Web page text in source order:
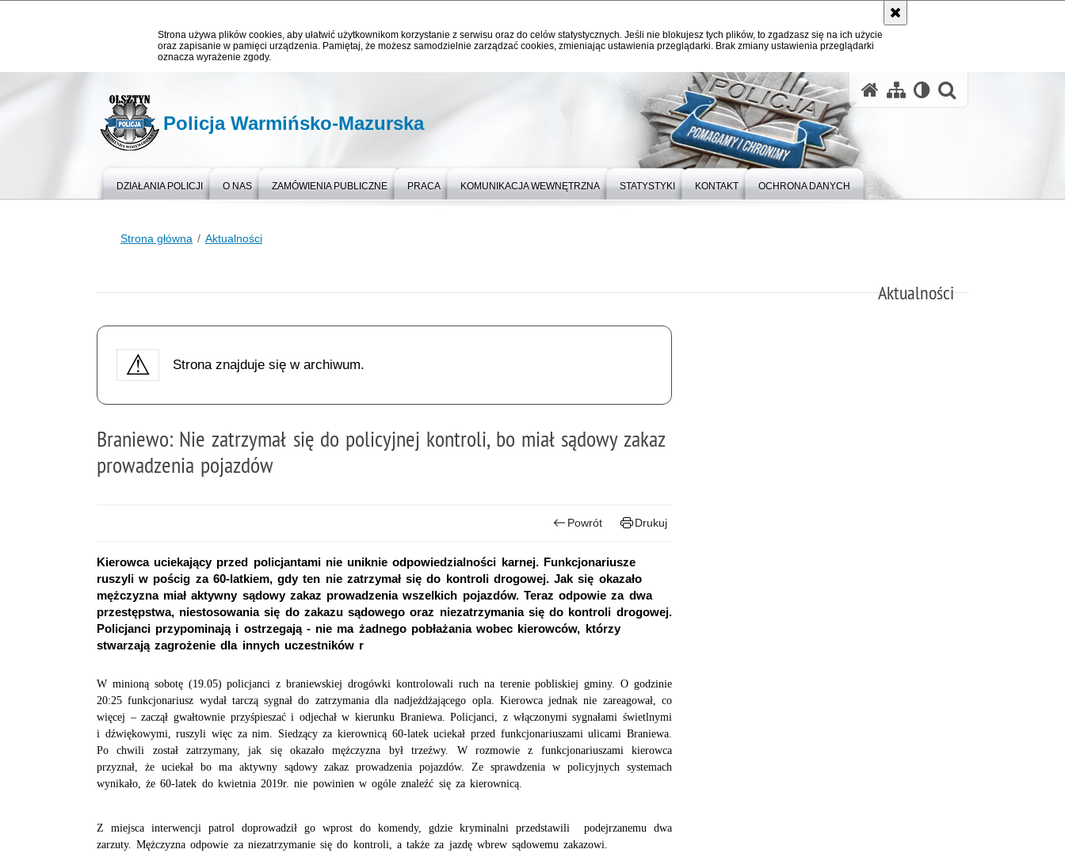
Strona używa plików cookies, aby ułatwić użytkownikom korzystanie z serwisu oraz do celów statystycznych. Jeśli nie blokujesz tych plików, to zgadzasz się na ich użycie
oraz zapisanie w pamięci urządzenia. Pamiętaj, że możesz samodzielnie zarządzać cookies, zmieniając ustawienia przeglądarki. Brak zmiany ustawienia przeglądarki
oznacza wyrażenie zgody.
Policja Warmińsko-Mazurska
DZIAŁANIA POLICJI O NAS ZAMÓWIENIA PUBLICZNE PRACA KOMUNIKACJA WEWNĘTRZNA STATYSTYKI KONTAKT OCHRONA DANYCH
Strona główna Aktualności
Aktualności
Strona znajduje się w archiwum.
Braniewo: Nie zatrzymał się do policyjnej kontroli, bo miał sądowy zakaz
prowadzenia pojazdów
Powrót Drukuj
Kierowca uciekający przed policjantami nie uniknie odpowiedzialności karnej. Funkcjonariusze
ruszyli w pościg za 60-latkiem, gdy ten nie zatrzymał się do kontroli drogowej. Jak się okazało
mężczyzna miał aktywny sądowy zakaz prowadzenia wszelkich pojazdów. Teraz odpowie za dwa
przestępstwa, niestosowania się do zakazu sądowego oraz niezatrzymania się do kontroli drogowej.
Policjanci przypominają i ostrzegają - nie ma żadnego pobłażania wobec kierowców, którzy
stwarzają zagrożenie dla innych uczestników r
W minioną sobotę (19.05) policjanci z braniewskiej drogówki kontrolowali ruch na terenie pobliskiej gminy. O godzinie
20:25 funkcjonariusz wydał tarczą sygnał do zatrzymania dla nadjeżdżającego opla. Kierowca jednak nie zareagował, co
więcej – zaczął gwałtownie przyśpieszać i odjechał w kierunku Braniewa. Policjanci, z włączonymi sygnałami świetlnymi
i dźwiękowymi, ruszyli więc za nim. Siedzący za kierownicą 60-latek uciekał przed funkcjonariuszami ulicami Braniewa.
Po chwili został zatrzymany, jak się okazało mężczyzna był trzeźwy. W rozmowie z funkcjonariuszami kierowca
przyznał, że uciekał bo ma aktywny sądowy zakaz prowadzenia pojazdów. Ze sprawdzenia w policyjnych systemach
wynikało, że 60-latek do kwietnia 2019r. nie powinien w ogóle znaleźć się za kierownicą.
Z miejsca interwencji patrol doprowadził go wprost do komendy, gdzie kryminalni przedstawili podejrzanemu dwa
zarzuty. Mężczyzna odpowie za niezatrzymanie się do kontroli, a także za jazdę wbrew sądowemu zakazowi.